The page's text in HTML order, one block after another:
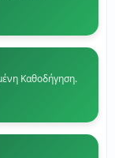
Καθοδήγηση.